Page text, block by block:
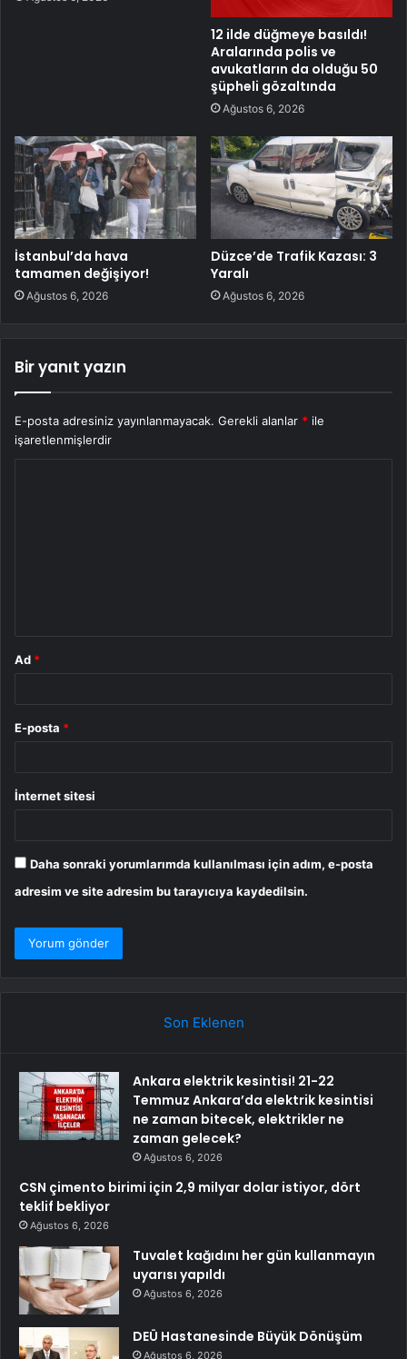
12 ilde düğmeye basıldı!
Aralarında polis ve
avukatların da olduğu 50
şüpheli gözaltında
Ağustos 6, 2026
İstanbul’da hava
tamamen değişiyor!
Ağustos 6, 2026
Düzce’de Trafik Kazası: 3
Yaralı
Ağustos 6, 2026
Bir yanıt yazın
E-posta adresiniz yayınlanmayacak. Gerekli alanlar * ile
işaretlenmişlerdir
Ad *
E-posta *
İnternet sitesi
Daha sonraki yorumlarımda kullanılması için adım, e-posta
adresim ve site adresim bu tarayıcıya kaydedilsin.
Son Eklenen
Ankara elektrik kesintisi! 21-22
Temmuz Ankara’da elektrik kesintisi
ne zaman bitecek, elektrikler ne
zaman gelecek?
Ağustos 6, 2026
CSN çimento birimi için 2,9 milyar dolar istiyor, dört
teklif bekliyor
Ağustos 6, 2026
Tuvalet kağıdını her gün kullanmayın
uyarısı yapıldı
Ağustos 6, 2026
DEÜ Hastanesinde Büyük Dönüşüm
Ağustos 6, 2026